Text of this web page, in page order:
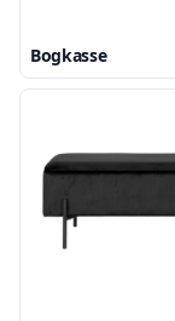
Bogkasse